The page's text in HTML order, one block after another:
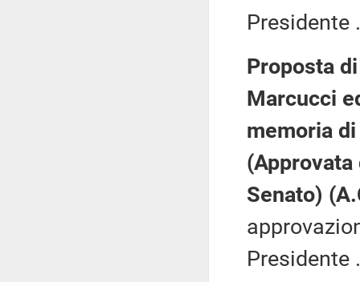
Presidente
Proposta
Marcucci
memoria
Senato)
Presidente